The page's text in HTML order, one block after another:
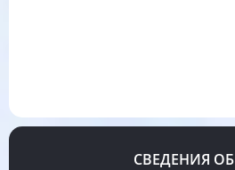
СВЕДЕНИЯ ОБ